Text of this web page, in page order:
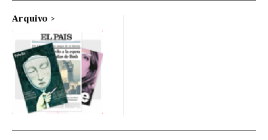
Arquivo